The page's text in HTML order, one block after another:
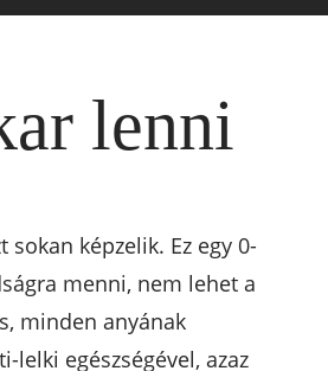
lenni
képzelik. Ez egy 0-
menni, nem lehet a
minden anyának
egészségével, azaz